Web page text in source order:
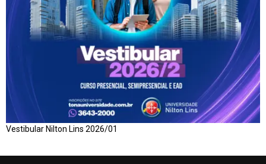
Vestibular Nilton Lins 2026/01